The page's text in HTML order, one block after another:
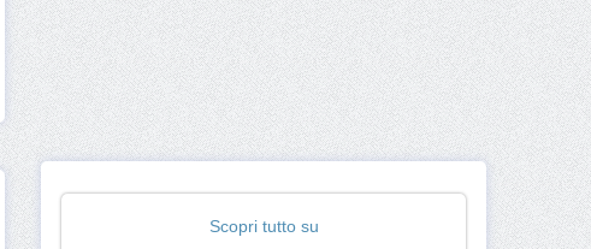
Scopri tutto su